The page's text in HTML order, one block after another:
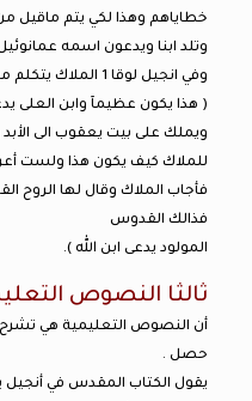
خطاياهم وهذا لكي يتم ماقيل من
وتلد ابنا ويدعون اسمه
وفي انجيل لوقا 1 الملاك يتكلم مع العذراء . لوقا 1 : 33 – 34
( هذا يكون عظيمآ وابن العلى
ويملك على بيت يعقوب الى
للملاك كيف يكون هذا ولست
فأجاب الملاك وقال لها الروح
فذالك القدوس
المولود يدعى ابن الله ).
ثالثا النصوص
أن النصوص التعليمية هي
حصل .